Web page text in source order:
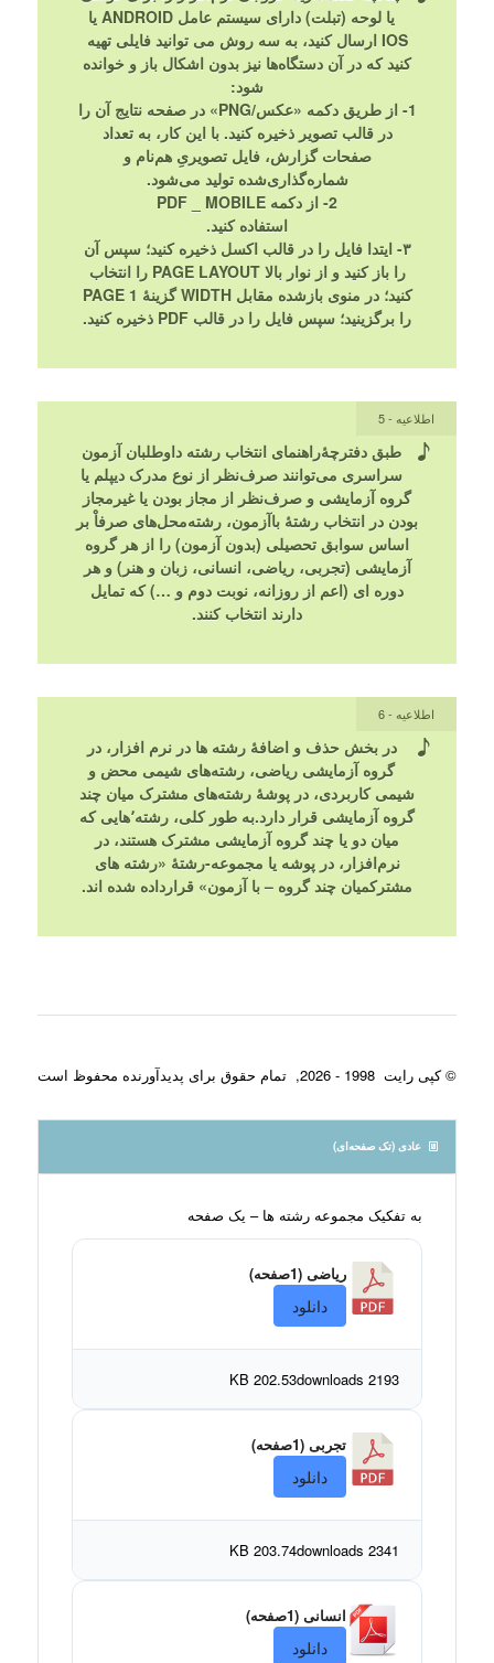
یا لوحه (تبلت) دارای سیستم عامل ANDROID یا
IOS ارسال کنید، به سه روش می توانید فایلی تهیه
کنید که در آن دستگاه‌ها نیز بدون اشکال باز و خوانده
شود:
1- از طریق دکمه «عکس/PNG» در صفحه نتایج آن را
در قالب تصویر ذخیره کنید. با این کار، به تعداد
صفحات گزارش، فایل تصویریِ هم‌نام و
شماره‌گذاری‌شده تولید می‌شود.
2- از دکمه PDF _ MOBILE
استفاده کنید.
۳- ایتدا فایل را در قالب اکسل ذخیره کنید؛ سپس آن
را باز کنید و از نوار بالا PAGE LAYOUT را انتخاب
کنید؛ در منوی بازشده مقابل WIDTH گزینۀ 1 PAGE
را برگزینید؛ سپس فایل را در قالب PDF ذخیره کنید.
اطلاعیه - 5
طبق دفترچۀراهنمای انتخاب رشته داوطلبان آزمون
سراسری می‌توانند صرف‌نظر از نوع مدرک دیپلم یا
گروه آزمایشی و صرف‌نظر از مجاز بودن یا غیرمجاز
بودن در انتخاب رشتۀ باآزمون، رشته‌محل‌های صرفاْ بر
اساس سوابق تحصیلی (بدون آزمون) را از هر گروه
آزمایشی (تجربی، ریاضی، انسانی، زبان و هنر) و هر
دوره ای (اعم از روزانه، نوبت دوم و …) که تمایل
دارند انتخاب کنند.
اطلاعیه - 6
در بخش حذف و اضافۀ رشته ها در نرم افزار، در
گروه آزمایشی ریاضی، رشته‌های شیمی محض و
شیمی کاربردی، در پوشۀ رشته‌های مشترک میان چند
گروه آزمایشی قرار دارد.به طور کلی، رشته٬هایی که
میان دو یا چند گروه آزمایشی مشترک هستند، در
نرم‌افزار، در پوشه یا مجموعه-رشتۀ «رشته های
مشترکمیان چند گروه – با آزمون» قرارداده شده اند.
© کپی رایت 1998 - 2026, تمام حقوق برای پدیدآورنده محفوظ است
عادی (تک صفحه‌ای)
به تفکيک مجموعه رشته ها – يک صفحه
ریاضی (1صفحه)
دانلود
2193 downloads
202.53 KB
تجربی (1صفحه)
دانلود
2341 downloads
203.74 KB
انسانی (1صفحه)
دانلود